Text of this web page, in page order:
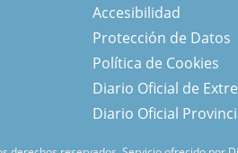
Accesibilidad
Protección de Datos
Política de Cookies
Diario Oficial de
Diario Oficial